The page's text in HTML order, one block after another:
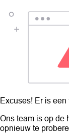
Excuses! Er is een
Ons team is op de
opnieuw te